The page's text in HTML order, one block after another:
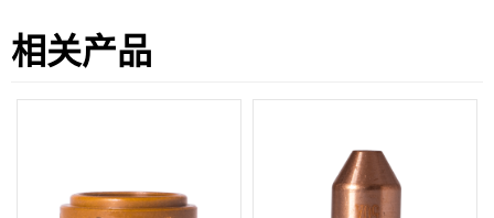
相关产品